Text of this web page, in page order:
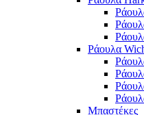
Ράουλα
Μπαστέκες